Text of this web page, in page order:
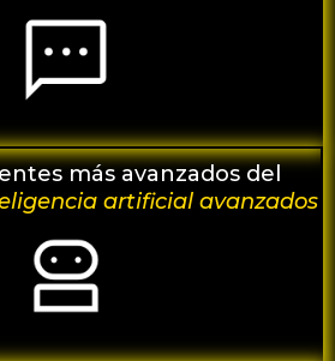
más avanzados del
artificial avanzados